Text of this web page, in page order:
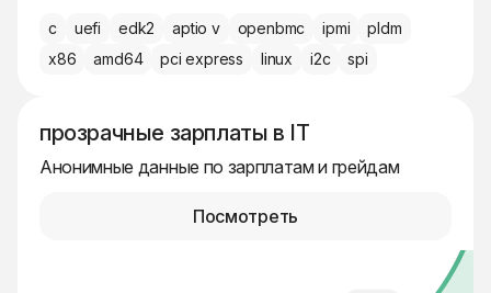
c uefi edk2 aptio v openbmc ipmi
pldm
x86
amd64 pci express linux i2c spi
прозрачные зарплаты в IT
Анонимные данные по зарплатам и грейдам
Посмотреть